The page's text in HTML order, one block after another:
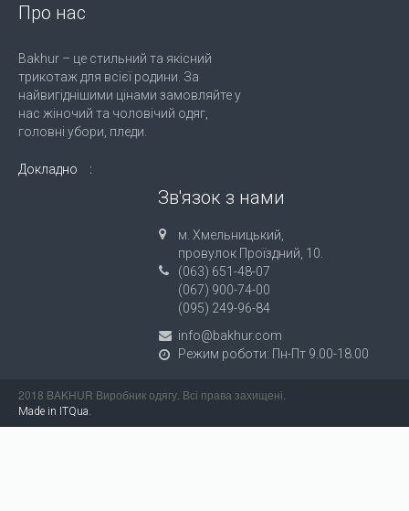
Про нас
Bakhur – це стильний та якісний
трикотаж для всієї родини. За
найвигіднішими цінами замовляйте у
нас жіночий та чоловічий одяг,
головні убори, пледи.
Докладно
Зв'язок з нами
м. Хмельницький,
провулок Проїздний, 10.
(063) 651-48-07
(067) 900-74-00
(095) 249-96-84
info@bakhur.com
Режим роботи: Пн-Пт 9.00-18.00
2018 BAKHUR Виробник одягу. Всі права захищені.
Made in ITQua